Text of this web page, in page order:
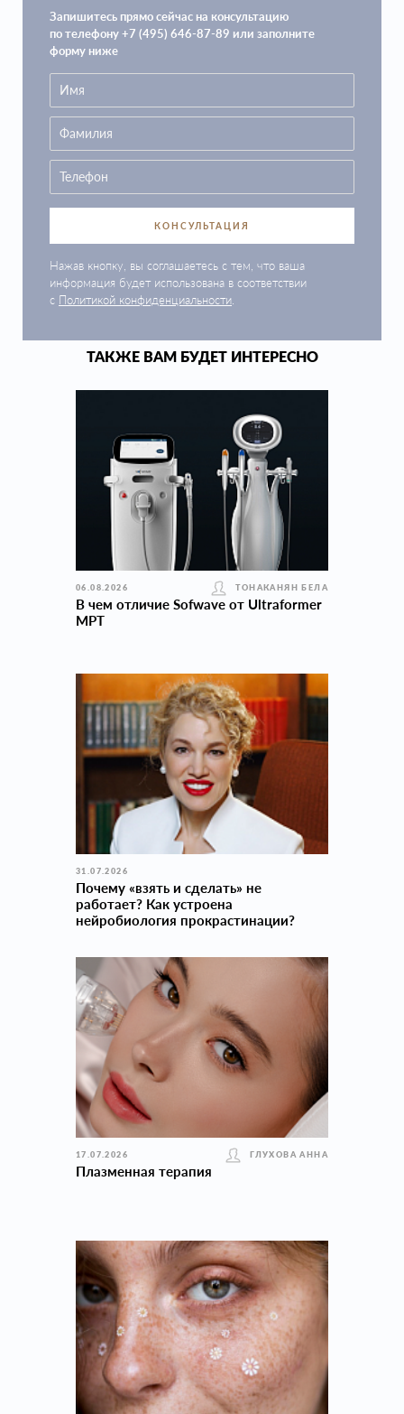
Запишитесь прямо сейчас на консультацию
по телефону +7 (495) 646-87-89 или заполните
форму ниже
КОНСУЛЬТАЦИЯ
Нажав кнопку, вы соглашаетесь с тем, что ваша
информация будет использована в соответствии
с Политикой конфиденциальности
ТАКЖЕ ВАМ БУДЕТ ИНТЕРЕСНО
06.08.2026 ТОНАКАНЯН БЕЛА
В чем отличие Sofwave от Ultraformer
MPT
31.07.2026
Почему «взять и сделать» не
работает? Как устроена
нейробиология прокраcтинации?
17.07.2026 ГЛУХОВА АННА
Плазменная терапия